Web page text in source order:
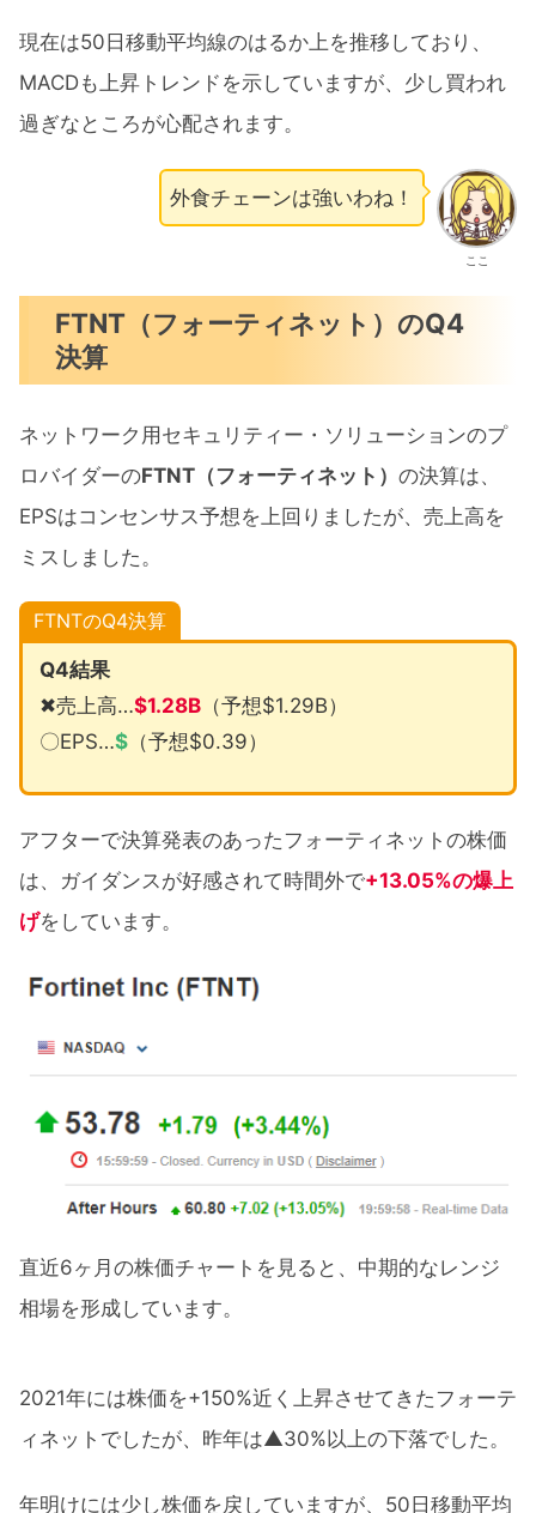
現在は50日移動平均線のはるか上を推移しており、
MACDも上昇トレンドを示していますが、少し買われ
過ぎなところが心配されます。
ここ
外食チェーンは強いわね！
FTNT（フォーティネット）のQ4
決算
ネットワーク用セキュリティー・ソリューションのプ
ロバイダーのFTNT（フォーティネット） の決算は、
EPSはコンセンサス予想を上回りましたが、売上高を
ミスしました。
FTNTのQ4決算
Q4結果
✖売上高…$1.28B（予想$1.29B）
〇EPS…$（予想$0.39）
アフターで決算発表のあったフォーティネットの株価
は、ガイダンスが好感されて時間外で+13.05%の爆上
げをしています。
直近6ヶ月の株価チャートを見ると、中期的なレンジ
相場を形成しています。
2021年には株価を+150%近く上昇させてきたフォーテ
ィネットでしたが、昨年は▲30%以上の下落でした。
年明けには少し株価を戻していますが、50日移動平均